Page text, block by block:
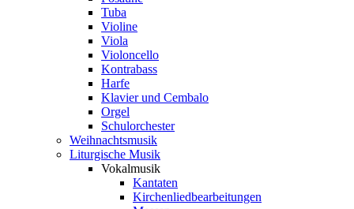
Tuba
Violine
Viola
Violoncello
Kontrabass
Harfe
Klavier und Cembalo
Orgel
Schulorchester
Weihnachtsmusik
Liturgische Musik
Vokalmusik
Kantaten
Kirchenliedbearbeitungen